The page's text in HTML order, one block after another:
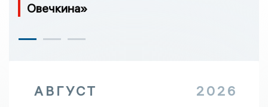
Овечкина»
АВГУСТ 2026